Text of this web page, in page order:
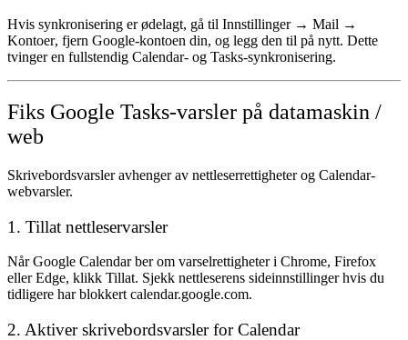
Hvis synkronisering er ødelagt, gå til Innstillinger → Mail →
Kontoer, fjern Google-kontoen din, og legg den til på nytt. Dette
tvinger en fullstendig Calendar- og Tasks-synkronisering.
Fiks Google Tasks-varsler på datamaskin /
web
Skrivebordsvarsler avhenger av nettleserrettigheter og Calendar-
webvarsler.
1. Tillat nettleservarsler
Når Google Calendar ber om varselrettigheter i Chrome, Firefox
eller Edge, klikk Tillat. Sjekk nettleserens sideinnstillinger hvis du
tidligere har blokkert calendar.google.com.
2. Aktiver skrivebordsvarsler for Calendar